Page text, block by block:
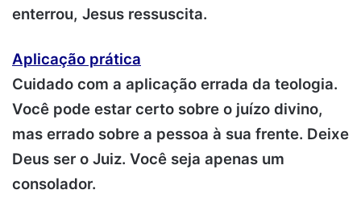
enterrou, Jesus ressuscita.
Aplicação prática
Cuidado com a aplicação errada da teologia.
Você pode estar certo sobre o juízo divino,
mas errado sobre a pessoa à sua frente. Deixe
Deus ser o Juiz. Você seja apenas um
consolador.